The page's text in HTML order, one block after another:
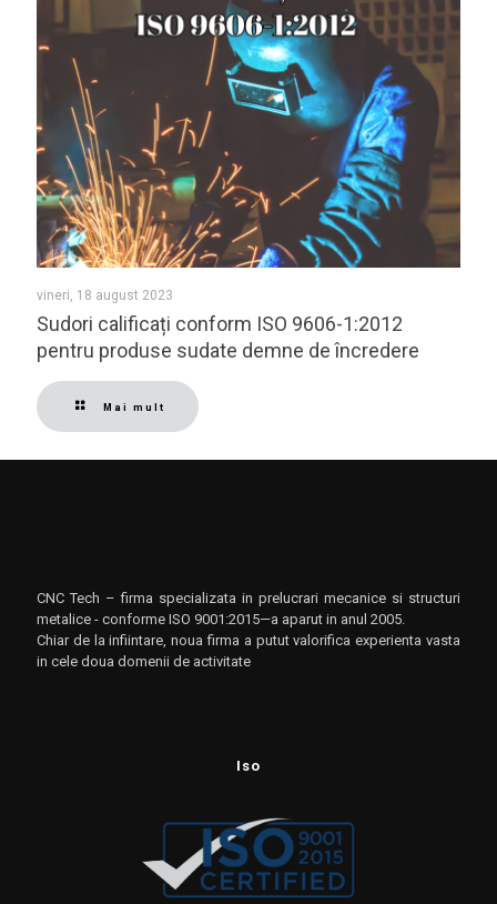
vineri, 18 august 2023
Sudori calificați conform ISO 9606-1:2012
pentru produse sudate demne de încredere
Mai mult
CNC Tech – firma specializata in prelucrari mecanice si structuri
metalice - conforme ISO 9001:2015—a aparut in anul 2005.
Chiar de la infiintare, noua firma a putut valorifica experienta vasta
in cele doua domenii de activitate
Iso